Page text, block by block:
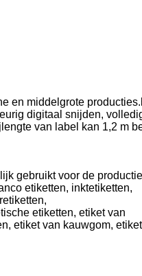
en middelgrote
digitaal snijden,
van label kan 1,2 m
gebruikt voor de productie
etiketten, inktetiketten,
etiketten, etiket van
etiket van kauwgom, etiket